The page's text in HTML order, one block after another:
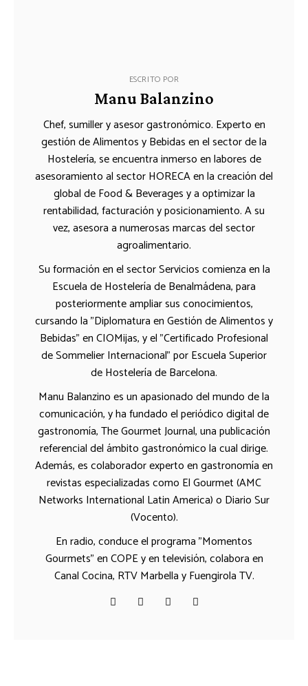
ESCRITO POR
Manu Balanzino
Chef, sumiller y asesor gastronómico. Experto en
gestión de Alimentos y Bebidas en el sector de la
Hostelería, se encuentra inmerso en labores de
asesoramiento al sector HORECA en la creación del
global de Food & Beverages y a optimizar la
rentabilidad, facturación y posicionamiento. A su
vez, asesora a numerosas marcas del sector
agroalimentario.
Su formación en el sector Servicios comienza en la
Escuela de Hostelería de Benalmádena, para
posteriormente ampliar sus conocimientos,
cursando la "Diplomatura en Gestión de Alimentos y
Bebidas" en CIOMijas, y el "Certificado Profesional
de Sommelier Internacional" por Escuela Superior
de Hostelería de Barcelona.
Manu Balanzino es un apasionado del mundo de la
comunicación, y ha fundado el periódico digital de
gastronomía, The Gourmet Journal, una publicación
referencial del ámbito gastronómico la cual dirige.
Además, es colaborador experto en gastronomía en
revistas especializadas como El Gourmet (AMC
Networks International Latin America) o Diario Sur
(Vocento).
En radio, conduce el programa "Momentos
Gourmets" en COPE y en televisión, colabora en
Canal Cocina, RTV Marbella y Fuengirola TV.